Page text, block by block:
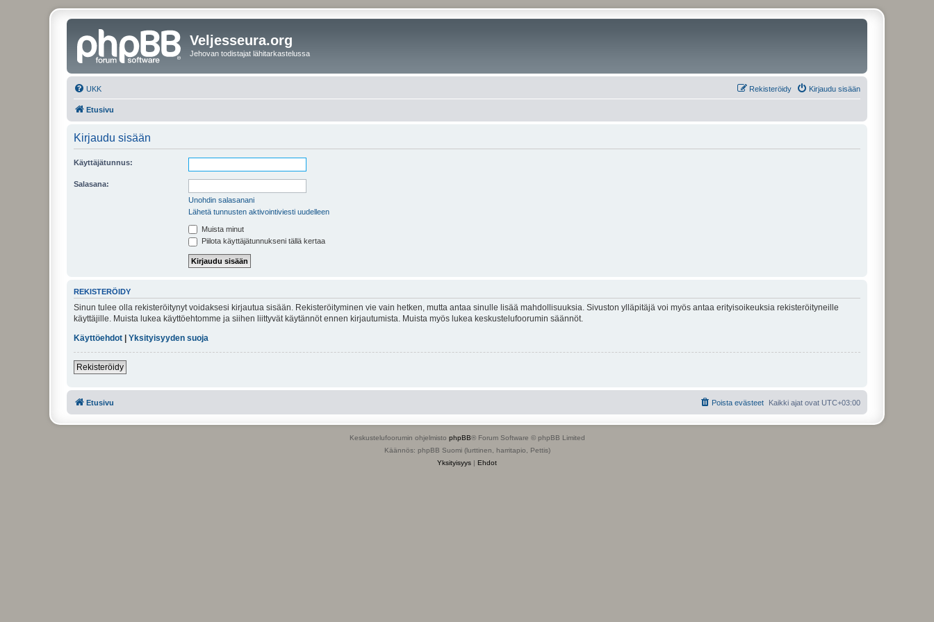
Veljesseura.org
Jehovan todistajat lähitarkastelussa
UKK Kirjaudu sisään
Rekisteröidy
Etusivu
Kirjaudu sisään
Käyttäjätunnus:
Salasana:
Unohdin salasanani
Lähetä tunnusten aktivointiviesti uudelleen
Muista minut
Piilota käyttäjätunnukseni tällä kertaa
REKISTERÖIDY
Sinun tulee olla rekisteröitynyt voidaksesi kirjautua sisään. Rekisteröityminen vie vain hetken, mutta antaa sinulle lisää mahdollisuuksia. Sivuston ylläpitäjä voi myös antaa erityisoikeuksia rekisteröityneille
käyttäjille. Muista lukea käyttöehtomme ja siihen liittyvät käytännöt ennen kirjautumista. Muista myös lukea keskustelufoorumin säännöt.
Käyttöehdot
Yksityisyyden suoja
Rekisteröidy
Etusivu Kaikki ajat ovat UTC+03:00
Poista evästeet
Keskustelufoorumin ohjelmisto phpBB® Forum Software © phpBB Limited
Käännös: phpBB Suomi (lurttinen, harritapio, Pettis)
Yksityisyys | Ehdot